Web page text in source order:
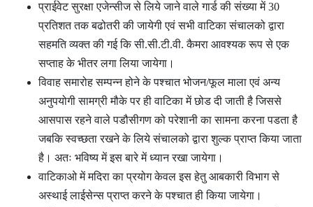
प्राईवेट सुरक्षा एजेन्सीज से लिये जाने वाले गार्ड की संख्या में 30
प्रतिशत तक बढोतरी की जायेगी एवं सभी वाटिका संचालको द्वारा
सहमति व्यक्त की गई कि सी.सी.टी.वी. कैमरा आवश्यक रूप से एक
सप्ताह के भीतर लगा लिया जायेगा।
विवाह समारोह सम्पन्न होने के पश्चात भोजन/फूल माला एवं अन्य
अनुपयोगी सामग्री मौके पर ही वाटिका में छोड दी जाती है जिससे
आसपास रहने वाले पडौसीगण को परेशानी का सामना करना पडता है
जबकि स्वच्छता रखने के लिये संचालको द्वारा शुल्क प्राप्त किया जाता
है। अतः भविष्य में इस बारे में ध्यान रखा जायेगा।
वाटिकाओ में मदिरा का प्रयोग केवल इस हेतु आबकारी विभाग से
अस्थाई लाईसेन्स प्राप्त करने के पश्चात ही किया जायेगा।